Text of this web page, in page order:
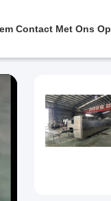
Contact Met Ons Op